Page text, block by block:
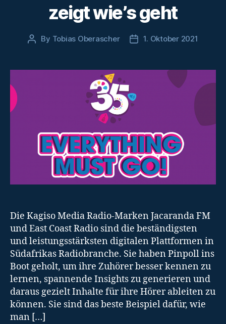
zeigt wie’s geht
Post
By Tobias Oberascher
Post1. Oktober 2021
Die Kagiso Media Radio-Marken Jacaranda FM
und East Coast Radio sind die beständigsten
und leistungsstärksten digitalen Plattformen in
Südafrikas Radiobranche. Sie haben Pinpoll ins
Boot geholt, um ihre Zuhörer besser kennen zu
lernen, spannende Insights zu generieren und
daraus gezielt Inhalte für ihre Hörer ableiten zu
können. Sie sind das beste Beispiel dafür, wie
man […]